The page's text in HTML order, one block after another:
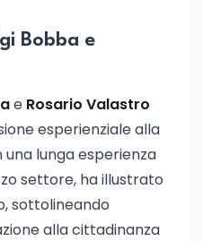
Bobba e
e Rosario Valastro
esperienziale alla
una lunga esperienza
settore, ha illustrato
sottolineando
alla cittadinanza